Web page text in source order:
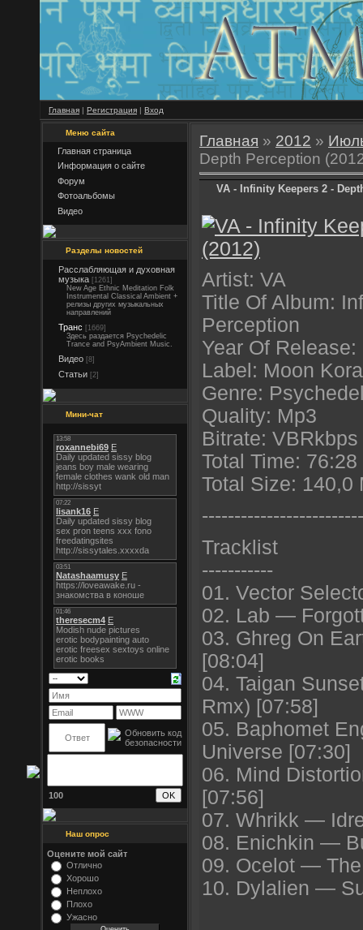
Главная | Регистрация | Вход
Меню сайта
Главная страница
Информация о сайте
Форум
Фотоальбомы
Видео
Разделы новостей
Расслабляющая и духовная
музыка [1261]
New Age Ethnic Meditation Folk
Instrumental Classical Ambient +
релизы других музыкальных
направлений
Транс [1669]
Здесь раздается Psychedelic
Trance and PsyAmbient Music.
Видео [8]
Статьи [2]
Мини-чат
100
Наш опрос
Оцените мой сайт
Отлично
Хорошо
Неплохо
Плохо
Ужасно
Главная » 2012 »
Depth Perception
VA - Infinity Keepers 2 -
Artist: VA
Title Of Album:
Perception
Year Of
Label: Moon
Genre:
Quality: Mp3
Bitrate:
Total Time: 76:28
Total Size: 140,0
----------------------
Tracklist
-----------
01. Vector
02. Lab —
03. Ghreg On
[08:04]
04. Taigan
Rmx) [07:58]
05. Baphomet
Universe [07:30]
06. Mind
[07:56]
07. Whrikk —
08. Enichkin —
09. Ocelot —
10. Dylalien —